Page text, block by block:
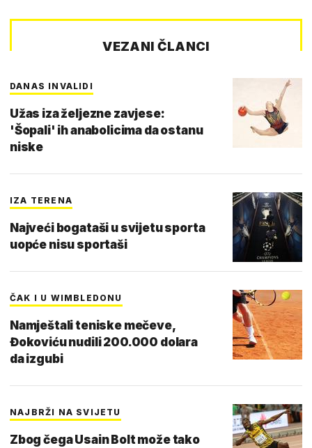
VEZANI ČLANCI
DANAS INVALIDI
Užas iza željezne zavjese:
'Šopali' ih anabolicima da ostanu
niske
IZA TERENA
Najveći bogataši u svijetu sporta
uopće nisu sportaši
ČAK I U WIMBLEDONU
Namještali teniske mečeve,
Đokoviću nudili 200.000 dolara
da izgubi
NAJBRŽI NA SVIJETU
Zbog čega Usain Bolt može tako